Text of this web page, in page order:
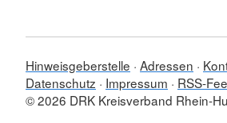
Hinweisgeberstelle Adressen
Datenschutz
Impressum
RSS-
© 2026 DRK Kreisverband Rhein-